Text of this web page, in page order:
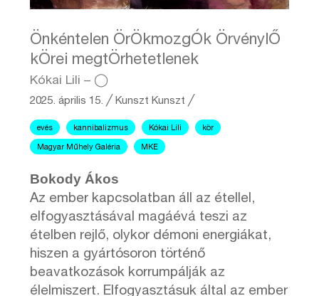
Önkéntelen ÖrÖkmozgÓk ÖrvénylŐ
kÖrei megtÖrhetetlenek
Kókai Lili – ◯
2025. április 15. ╱Kunszt Kunszt ╱
evés kannibalizmus Kókai Lili kör
Magyar Műhely Galéria MKE
Bokody Ákos
Az ember kapcsolatban áll az étellel,
elfogyasztásával magáévá teszi az
ételben rejlő, olykor démoni energiákat,
hiszen a gyártósoron történő
beavatkozások korrumpálják az
élelmiszert. Elfogyasztásuk által az ember